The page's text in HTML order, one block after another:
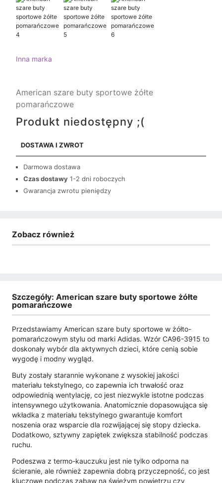
Inna marka
American szare buty sportowe żółte
pomarańczowe
Produkt niedostępny ;(
DOSTAWA I ZWROT
Darmowa dostawa
Czas dostawy 1-2 dni roboczych
Gwarancja zwrotu pieniędzy
Zobacz również
Szczegóły: American szare buty sportowe żółte
pomarańczowe
Przedstawiamy American szare buty sportowe w żółto-
pomarańczowym stylu od marki Adidas. Wzór CA96-3915 to
doskonały wybór dla aktywnych dzieci, które cenią sobie
wygodę i modny wygląd.
Buty zostały starannie wykonane z wysokiej jakości
materiału tekstylnego, co zapewnia ich trwałość oraz
odpowiednią wentylację, co jest niezwykle istotne podczas
intensywnego użytkowania. Anatomicznie dopasowująca się
wkładka z materiału tekstylnego gwarantuje komfort
noszenia oraz wsparcie dla rozwijającej się stopy dziecka.
Dodatkowo, sztywny zapiętek zwiększa stabilność podczas
ruchu.
Podeszwa z termo-kauczuku jest nie tylko odporna na
ścieranie, ale również zapewnia dobrą przyczepność, co jest
kluczowe podczas zabaw na świeżym powietrzu czy